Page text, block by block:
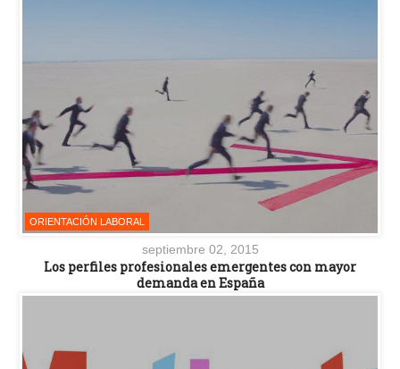
ORIENTACIÓN LABORAL
septiembre 02, 2015
Los perfiles profesionales emergentes con mayor
demanda en España